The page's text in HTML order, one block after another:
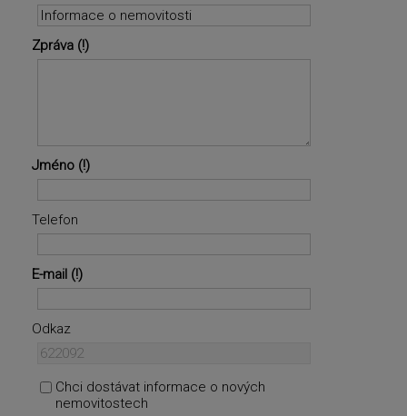
Zpráva
Jméno
Telefon
E-mail
Odkaz
Chci dostávat informace o nových
nemovitostech